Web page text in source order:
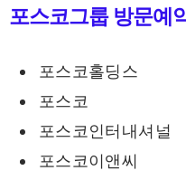
포스코그룹 방문예
포스코홀딩스
포스코
포스코인터내셔널
포스코이앤씨